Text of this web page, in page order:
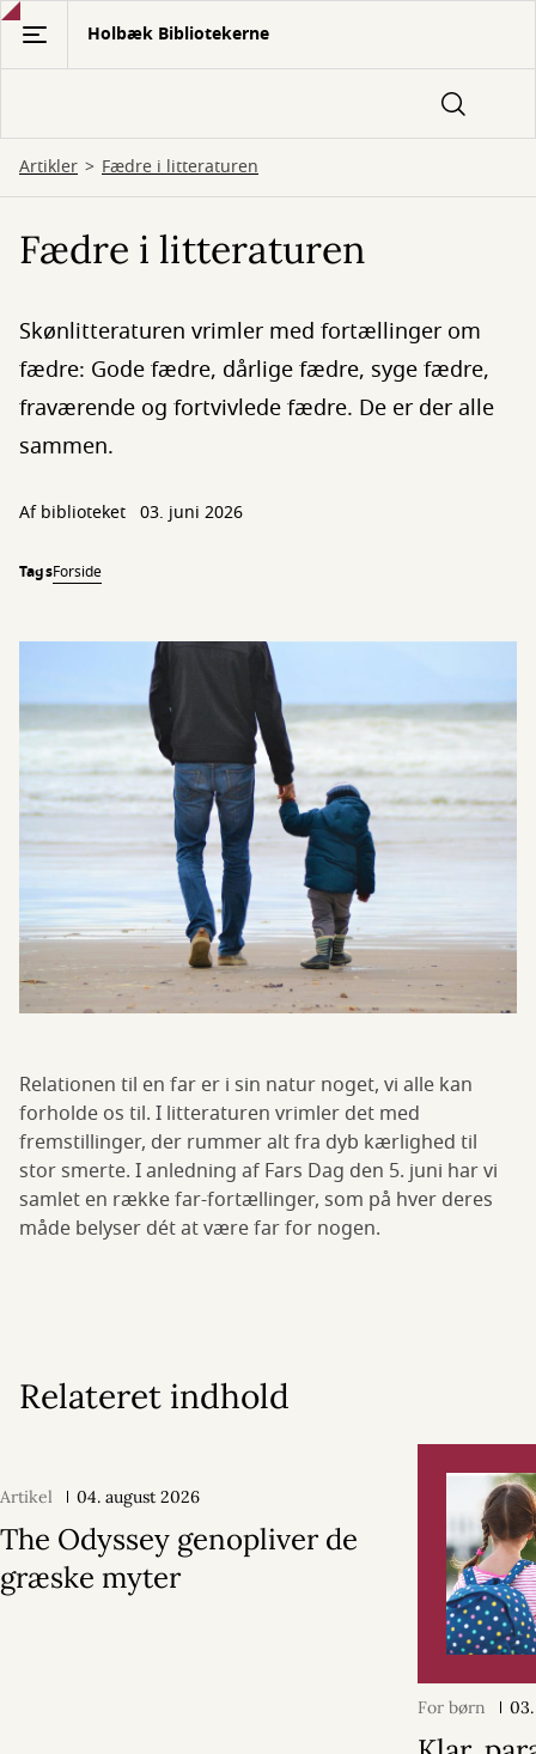
Gå
hovedindhold
Holbæk Bibliotekerne
Artikler Fædre i litteraturen
Fædre i litteraturen
Skønlitteraturen vrimler med fortællinger om
fædre: Gode fædre, dårlige fædre, syge fædre,
fraværende og fortvivlede fædre. De er der alle
sammen.
Af biblioteket 03. juni 2026
TagsForside
Relationen til en far er i sin natur noget, vi alle kan
forholde os til. I litteraturen vrimler det med
fremstillinger, der rummer alt fra dyb kærlighed til
stor smerte. I anledning af Fars Dag den 5. juni har vi
samlet en række far-fortællinger, som på hver deres
måde belyser dét at være far for nogen.
Relateret indhold
Artikel 04. august 2026
The Odyssey genopliver de
græske myter
For børn